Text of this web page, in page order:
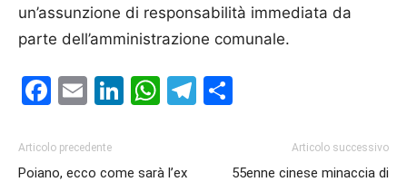
un’assunzione di responsabilità immediata da
parte dell’amministrazione comunale.
Facebook
EmailLinkedIn
WhatsApp
Telegram
Articolo precedente
Poiano, ecco come sarà l’ex
Articolo successivo
55enne cinese minaccia di